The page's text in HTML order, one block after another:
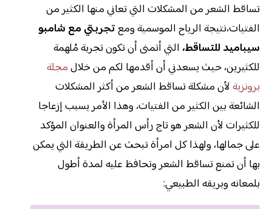
تساقط الشعر من المشكلات التي تعاني منها الكثير من
الفتيات،نتيجة الرياح الموسمية ومعتجربتي مع شامبو
سيباميد للتساقط، التي أتمنى أن تكون تجربة مُلهمة
للكثيرين، حيث يسعدني أن أقدمها لكم من خلالمجلة
برونزية لأن مشكلة تساقط الشعر من أكثر المشكلات
الشائعة بين الكثير من الفتيات، وهذا الأمر يسبب إزعاجا
للكثيرات لأن الشعر هو تاج رأس المرأة والعنوان المؤكد
على جمالها، ولهذا كل امرأة تبحث عن الطريقة التي يمكن
بها أن تمنع تساقط الشعر وتحافظ عليه لمدة أطول
بلمعانه وبريقه الطبيعي: